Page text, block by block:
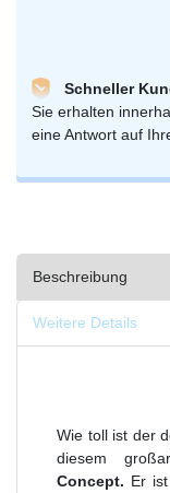
Schneller
Sie erhalten
eine Antwort auf
Beschreibung
Weitere Details
Wie toll ist der
diesem
Concept. Er